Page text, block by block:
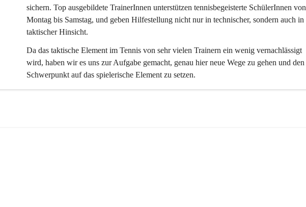
sichern. Top ausgebildete TrainerInnen unterstützen tennisbegeisterte SchülerInnen von
Montag bis Samstag, und geben Hilfestellung nicht nur in technischer, sondern auch in
taktischer Hinsicht.
Da das taktische Element im Tennis von sehr vielen Trainern ein wenig vernachlässigt
wird, haben wir es uns zur Aufgabe gemacht, genau hier neue Wege zu gehen und den
Schwerpunkt auf das spielerische Element zu setzen.